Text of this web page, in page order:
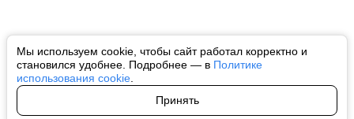
Мы используем cookie, чтобы сайт работал корректно и
становился удобнее. Подробнее — в Политике
использования cookie
Принять